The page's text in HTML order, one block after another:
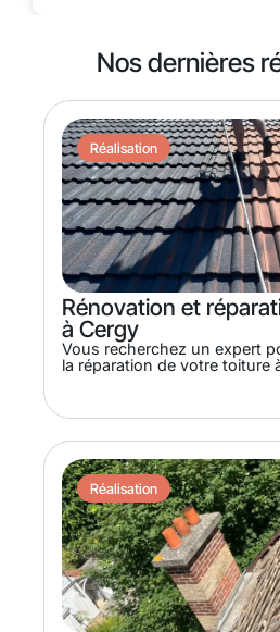
Nos dernières
Réalisation
Rénovation et
à Cergy
Vous recherchez un expert
la réparation de votre toiture
Réalisation